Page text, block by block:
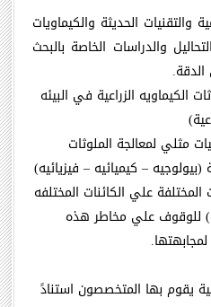
والتقنيات الحديثة والكيماويات
والدراسات الخاصة بالبحث
.
الكيماويه الزراعية في البيئه
(
مثلي لمعالجة الملوثات
(بيولوجيه – كيميائيه – فيزيائيه(
علي الكائنات المختلفه
للوقوف علي مخاطر هذه
.
يقوم بها المتخصصون استنادً